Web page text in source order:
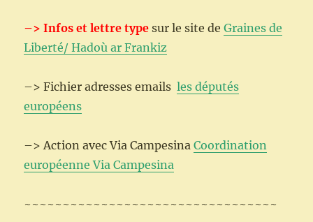
–> Infos et lettre type sur le site deGraines de
Liberté/ Hadoù ar Frankiz
–> Fichier adresses emailsles députés
européens
–> Action avec Via CampesinaCoordination
européenne Via Campesina
~~~~~~~~~~~~~~~~~~~~~~~~~~~~~~~~~